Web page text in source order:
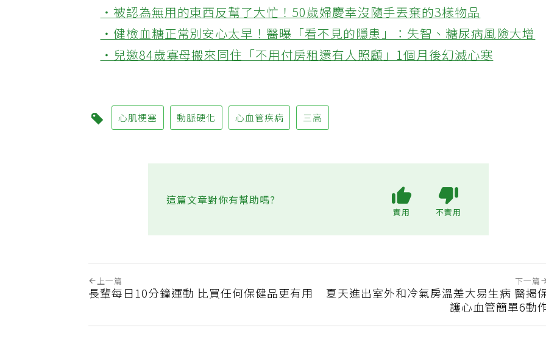
‧被認為無用的東西反幫了大忙！50歲婦慶幸沒隨手丟棄的3樣物品
‧健檢血糖正常別安心太早！醫曝「看不見的隱患」：失智、糖尿病風險大增
‧兒邀84歲寡母搬來同住「不用付房租還有人照顧」1個月後幻滅心寒
心肌梗塞 動脈硬化 心血管疾病 三高
這篇文章對你有幫助嗎?
上一篇
長輩每日10分鐘運動 比買任何保健品更有用
下一篇
夏天進出室外和冷氣房溫差大易生病 醫揭
護心血管簡單6動